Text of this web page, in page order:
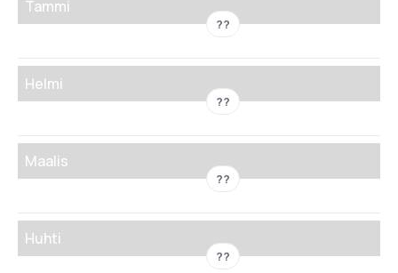
Tammi
??
Helmi
??
Maalis
??
Huhti
??